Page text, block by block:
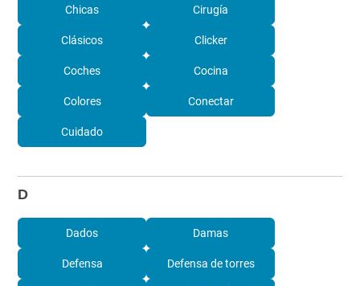
Chicas Cirugía
Clásicos Clicker
Coches Cocina
Colores Conectar
Cuidado
D
Dados Damas
Defensa Defensa de torres